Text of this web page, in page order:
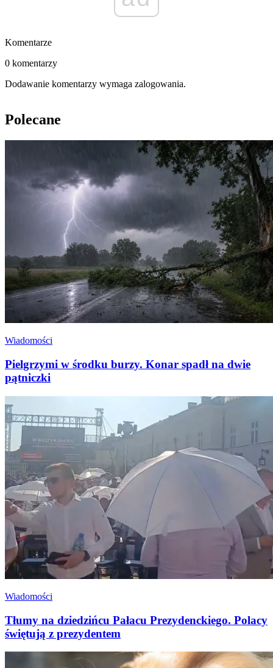
Komentarze
0 komentarzy
Dodawanie komentarzy wymaga zalogowania.
Polecane
Wiadomości
Pielgrzymi w środku burzy. Konar spadł na dwie
pątniczki
Wiadomości
Tłumy na dziedzińcu Pałacu Prezydenckiego. Polacy
świętują z prezydentem